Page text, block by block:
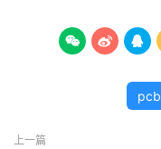
  
pcb
上一篇